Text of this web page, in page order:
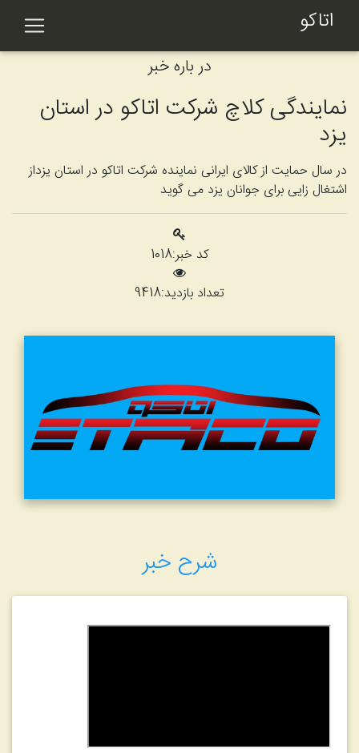
اتاکو
در باره خبر
نمایندگی کلاچ شرکت اتاکو در استان
یزد
در سال حمایت از کالای ایرانی نماینده شرکت اتاکو در استان یزداز
اشتغال زایی برای جوانان یزد می گوید
کد خبر:1018
تعداد بازدید:9418
شرح خبر